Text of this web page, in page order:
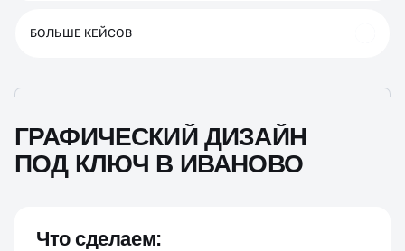
БОЛЬШЕ КЕЙСОВ
ГРАФИЧЕСКИЙ ДИЗАЙН
ПОД КЛЮЧ В ИВАНОВО
Что сделаем: